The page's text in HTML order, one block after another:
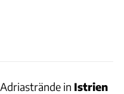
in Istrien